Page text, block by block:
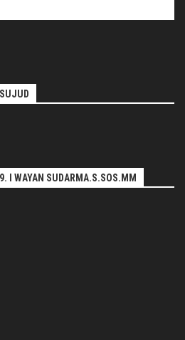
I WAYAN SUDARMA.S.SOS.MM